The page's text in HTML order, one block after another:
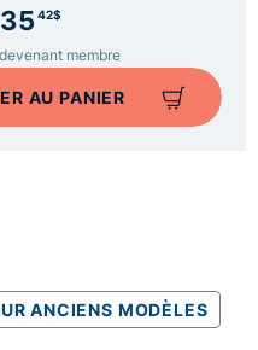
42$
membre
AU PANIER
ANCIENS MODÈLES